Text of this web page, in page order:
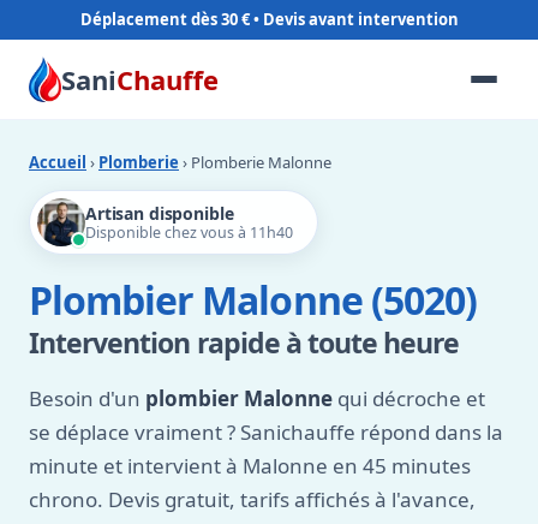
Déplacement dès 30 €
SaniChauffe
Accueil › Plomberie › Plomberie Malonne
Artisan disponible
Disponible chez vous à 11h40
Plombier Malonne (5020)
Intervention rapide à toute heure
Besoin d'un plombier Malonne qui décroche et
se déplace vraiment ? Sanichauffe répond dans la
minute et intervient à Malonne en 45 minutes
chrono. Devis gratuit, tarifs affichés à l'avance,